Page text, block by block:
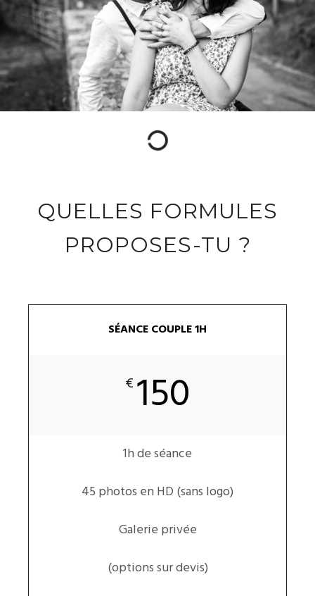
QUELLES FORMULES
PROPOSES-TU ?
SÉANCE COUPLE 1H
€150
1h de séance
45 photos en HD (sans logo)
Galerie privée
(options sur devis)